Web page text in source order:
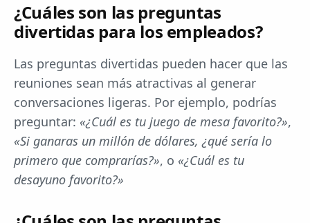
¿Cuáles son las preguntas
divertidas para los empleados?
Las preguntas divertidas pueden hacer que las
reuniones sean más atractivas al generar
conversaciones ligeras. Por ejemplo, podrías
preguntar: «¿Cuál es tu juego de mesa favorito?»,
«Si ganaras un millón de dólares, ¿qué sería lo
primero que comprarías?», o «¿Cuál es tu
desayuno favorito?»